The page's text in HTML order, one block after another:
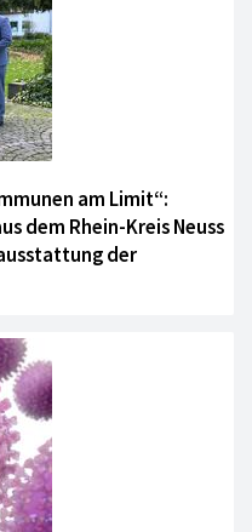
am Limit“:
dem Rhein-Kreis Neuss
der